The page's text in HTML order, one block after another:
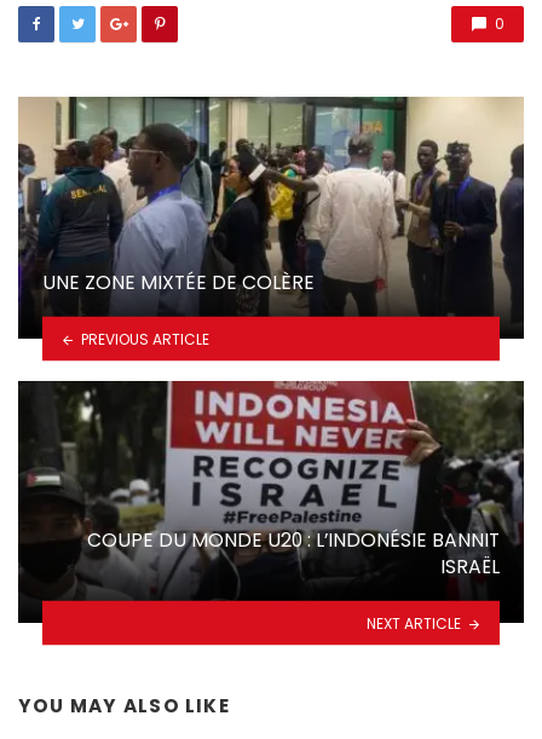
0
UNE ZONE MIXTÉE DE COLÈRE
PREVIOUS ARTICLE
COUPE DU MONDE U20 : L’INDONÉSIE BANNIT
ISRAËL
NEXT ARTICLE
YOU MAY ALSO LIKE